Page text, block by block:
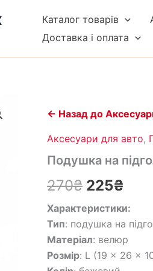
Каталог товарів
Доставка і оплата
← Назад до
Аксесуари для авто,
Подушка на
270₴ 225₴
Характеристики:
Тип: подушка на
Матеріал: велюр
Розмір: L (19 × 26 ×
на
велюр
(бежева)